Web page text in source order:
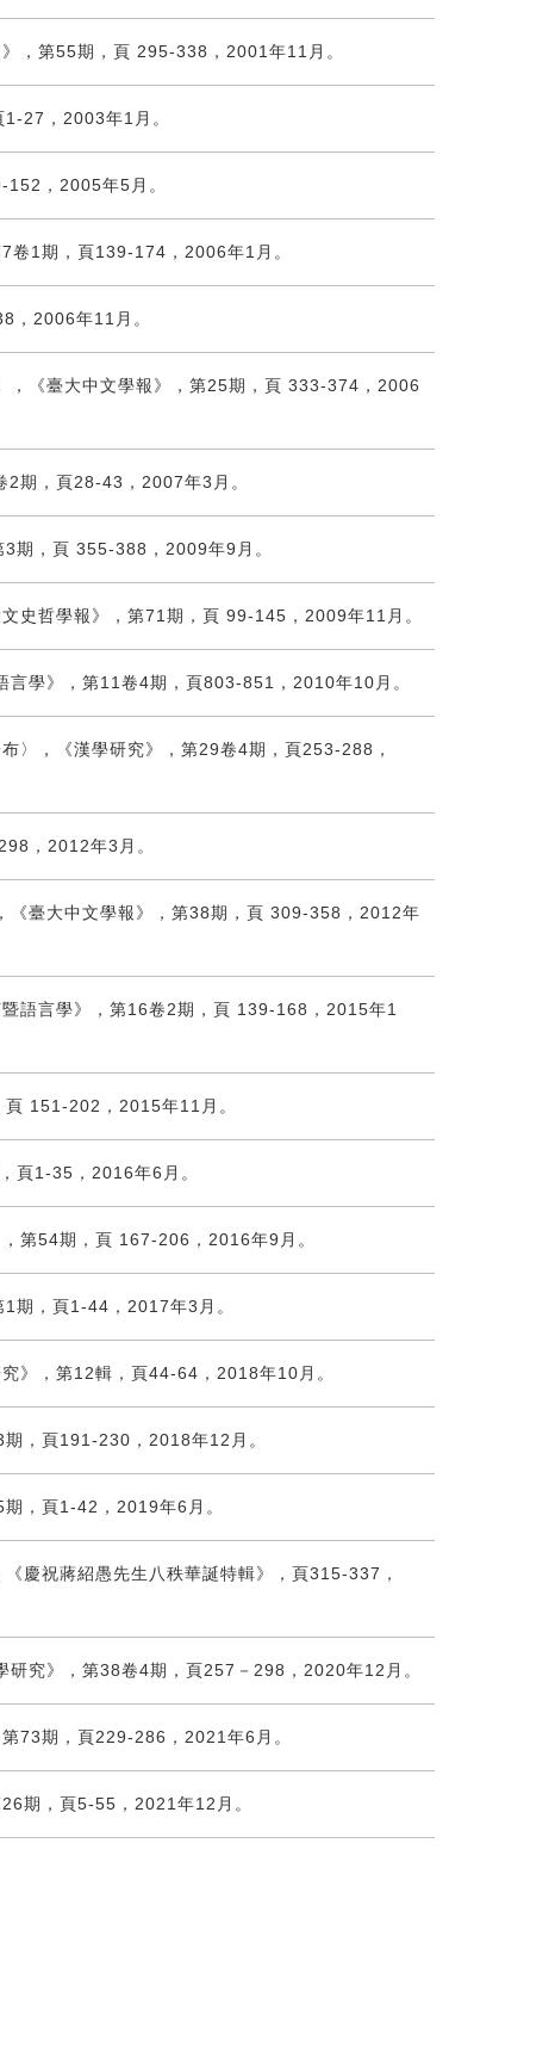
，第55期，頁 295-338，2001年11月。
27，2003年1月。
152，2005年5月。
卷1期，頁139-174，2006年1月。
，2006年11月。
，《臺大中文學報》，第25期，頁 333-374，2006
期，頁28-43，2007年3月。
3期，頁 355-388，2009年9月。
史哲學報》，第71期，頁 99-145，2009年11月。
言學》，第11卷4期，頁803-851，2010年10月。
〉，《漢學研究》，第29卷4期，頁253-288，
，2012年3月。
《臺大中文學報》，第38期，頁 309-358，2012年
暨語言學》，第16卷2期，頁 139-168，2015年1
頁 151-202，2015年11月。
頁1-35，2016年6月。
第54期，頁 167-206，2016年9月。
期，頁1-44，2017年3月。
》，第12輯，頁44-64，2018年10月。
期，頁191-230，2018年12月。
，頁1-42，2019年6月。
慶祝蔣紹愚先生八秩華誕特輯》，頁315-337，
研究》，第38卷4期，頁257－298，2020年12月。
73期，頁229-286，2021年6月。
期，頁5-55，2021年12月。